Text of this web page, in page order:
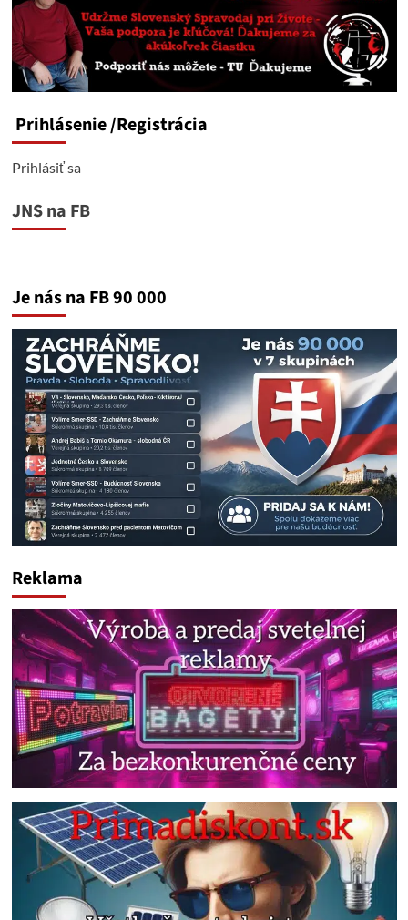
Prihlásenie/Registrácia
Prihlásiť sa
JNS na FB
Je nás na FB 90 000
Reklama